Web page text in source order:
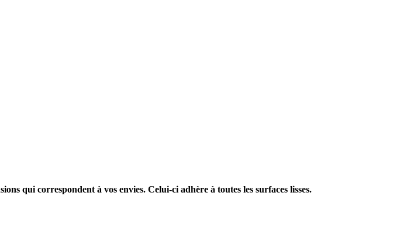
qui correspondent à vos envies. Celui-ci adhère à toutes les surfaces lisses.